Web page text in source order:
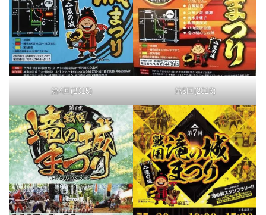
第4回(2015) 第5回(2016)